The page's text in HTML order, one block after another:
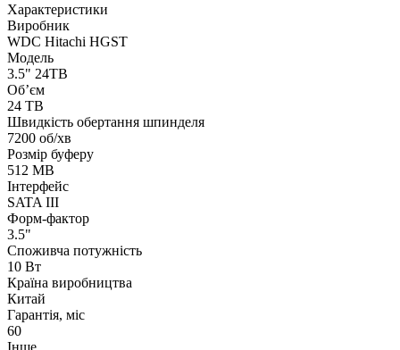
Характеристики
Виробник
WDC Hitachi HGST
Модель
3.5" 24TB
Об’єм
24 TB
Швидкість обертання шпинделя
7200 об/хв
Розмір буферу
512 MB
Інтерфейс
SATA III
Форм-фактор
3.5"
Споживча потужність
10 Вт
Країна виробництва
Китай
Гарантія, міс
60
Інше